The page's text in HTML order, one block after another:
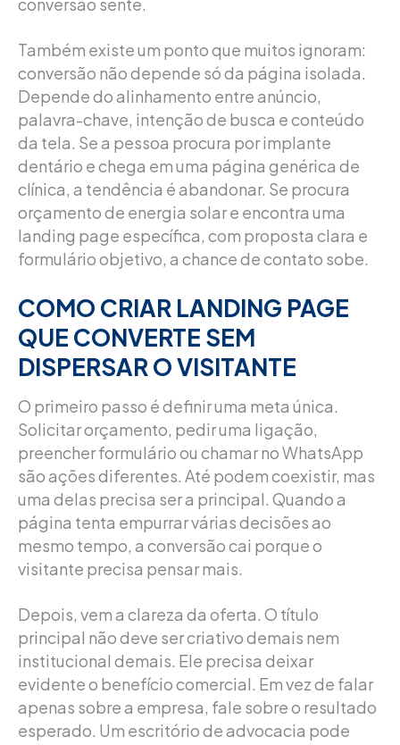
Também existe um ponto que muitos ignoram:
conversão não depende só da página isolada.
Depende do alinhamento entre anúncio,
palavra-chave, intenção de busca e conteúdo
da tela. Se a pessoa procura por implante
dentário e chega em uma página genérica de
clínica, a tendência é abandonar. Se procura
orçamento de energia solar e encontra uma
landing page específica, com proposta clara e
formulário objetivo, a chance de contato sobe.
COMO CRIAR LANDING PAGE
QUE CONVERTE SEM
DISPERSAR O VISITANTE
O primeiro passo é definir uma meta única.
Solicitar orçamento, pedir uma ligação,
preencher formulário ou chamar no WhatsApp
são ações diferentes. Até podem coexistir, mas
uma delas precisa ser a principal. Quando a
página tenta empurrar várias decisões ao
mesmo tempo, a conversão cai porque o
visitante precisa pensar mais.
Depois, vem a clareza da oferta. O título
principal não deve ser criativo demais nem
institucional demais. Ele precisa deixar
evidente o benefício comercial. Em vez de falar
apenas sobre a empresa, fale sobre o resultado
esperado. Um escritório de advocacia pode